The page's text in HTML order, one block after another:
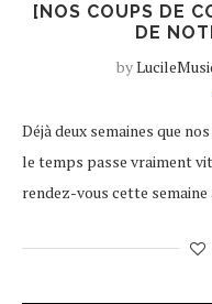
[NOS COUPS DE
DE
by
Déjà deux semaines que
le temps passe vraiment
rendez-vous cette